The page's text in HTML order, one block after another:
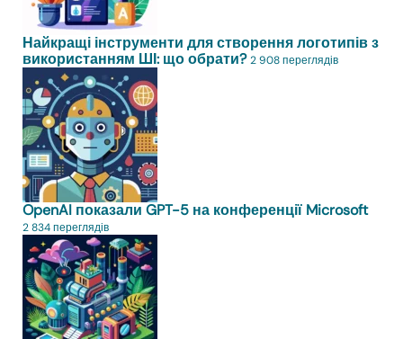
Найкращі інструменти для створення логотипів з
використанням ШІ: що обрати? 2 908 переглядів
OpenAI показали GPT-5 на конференції Microsoft
2 834 переглядів